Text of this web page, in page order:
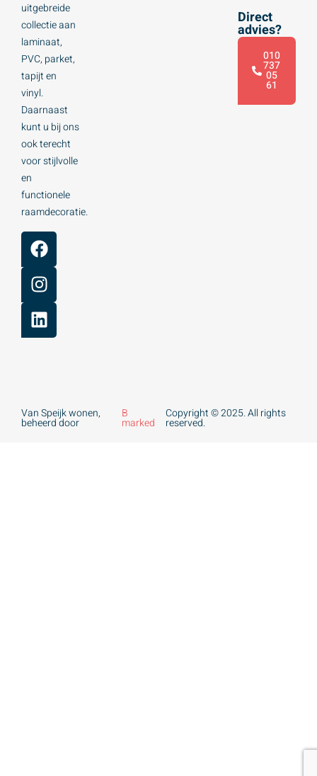
uitgebreide
collectie aan
laminaat,
PVC, parket,
tapijt en
vinyl.
Daarnaast
kunt u bij ons
ook terecht
voor stijlvolle
en
functionele
raamdecoratie.
Direct
advies?
010
737
05
61
Van Speijk wonen,
beheerd door
B
marked
Copyright © 2025. All rights
reserved.